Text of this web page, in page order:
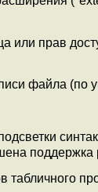
или прав
файла
поддержка